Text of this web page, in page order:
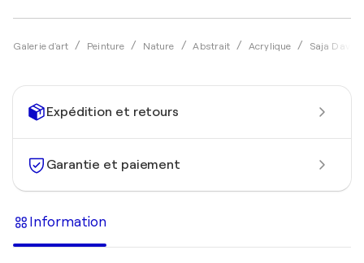
Galerie d'art Peinture Nature Abstrait Acrylique Saja
Expédition et retours
Garantie et paiement
Information